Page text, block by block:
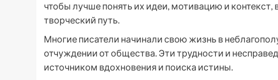
чтобы лучше понять их идеи, мотивацию и контекст,
творческий путь.
Многие писатели начинали свою жизнь в
отчуждении от общества. Эти трудности и
источником вдохновения и поиска истины.